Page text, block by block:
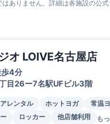
ありません。詳細は各施設の公
オ LOIVE名古屋店
歩4分
目26ー7名駅UFビル3階
レンタル ホットヨガ
常温
ロッカー 他店舗利用 も